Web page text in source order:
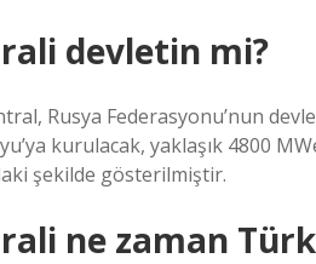
devletin mi?
Rusya Federasyonu’nun
kurulacak, yaklaşık 4800
şekilde gösterilmiştir.
ne zaman